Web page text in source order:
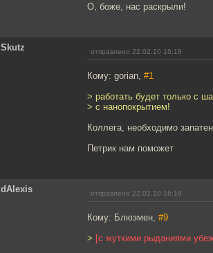
О, боже, нас раскрыли!
Skutz отправлено 22.02.10 16:18
Кому: gorian, #1
> работать будет только с
> с нанопокрытием!
Коллега, необходимо
Петрик нам поможет
dAlexis отправлено 22.02.10 16:18
Кому: Блюзмен, #9
> [с жуткими рыданиями